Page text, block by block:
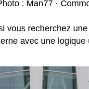
: Man77 ·
vous recherchez
avec une logique